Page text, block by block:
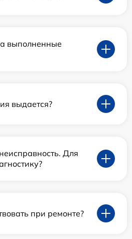
выполненные
выдается?
Для
при ремонте?